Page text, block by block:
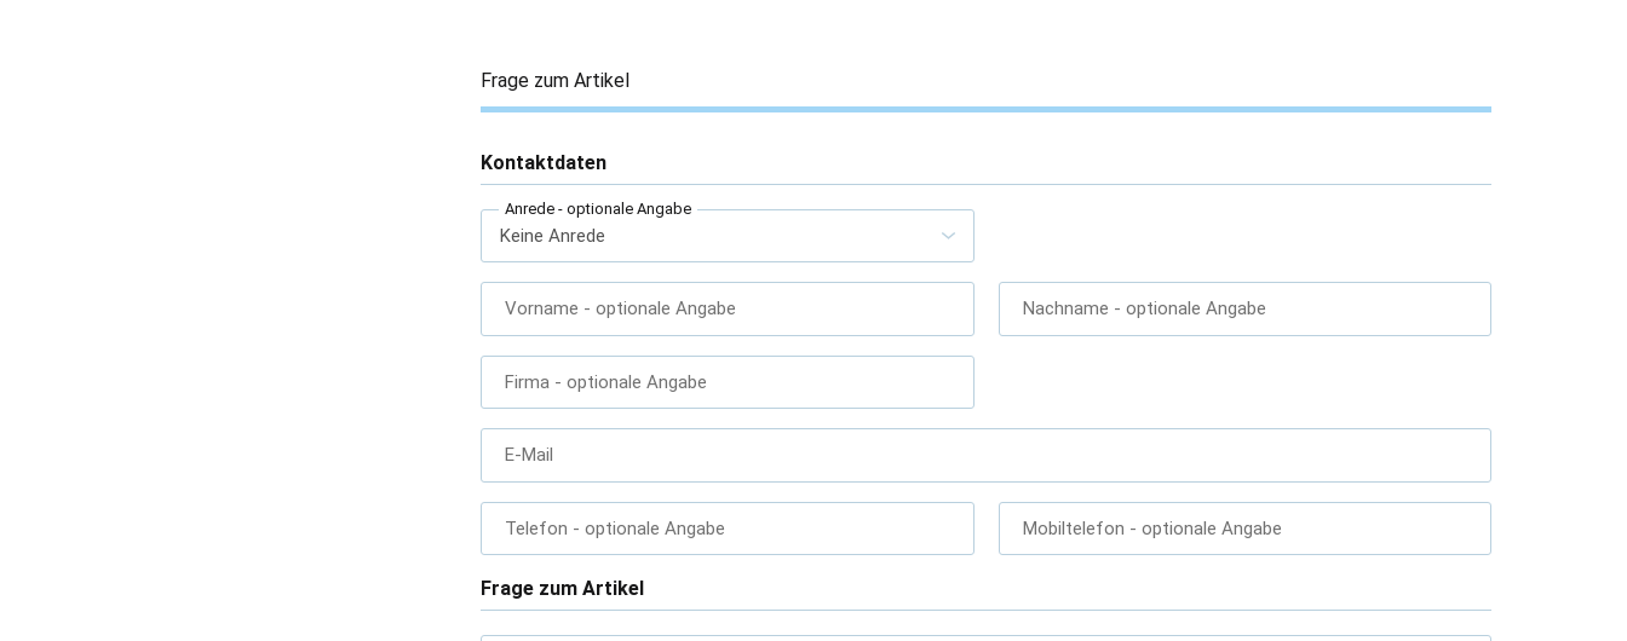
Frage zum Artikel
Kontaktdaten
Anrede - optionale Angabe
Vorname - optionale Angabe Nachname - optionale Angabe
Firma - optionale Angabe
E-Mail
Telefon - optionale Angabe Mobiltelefon - optionale Angabe
Frage zum Artikel